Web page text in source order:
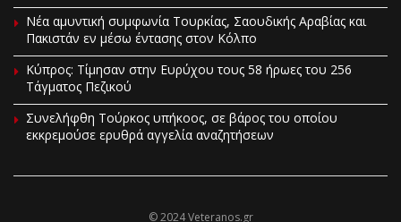
Νέα αμυντική συμφωνία Τουρκίας, Σαουδικής Αραβίας και
Πακιστάν εν μέσω έντασης στον Κόλπο
Κύπρος: Τίμησαν στην Ευρύχου τους 58 ήρωες του 256
Τάγματος Πεζικού
Συνελήφθη Τούρκος υπήκοος, σε βάρος του οποίου
εκκρεμούσε ερυθρά αγγελία αναζητήσεων
© 2024 Veteranos.gr